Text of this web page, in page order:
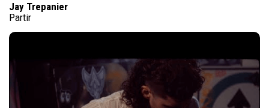
Jay Trepanier
Partir